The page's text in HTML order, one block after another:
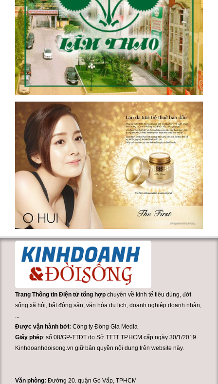
Trang Thông tin Điện tử tổng hợp chuyên về kinh tế tiêu dùng, đời
sống xã hội, bất động sản, văn hóa du lịch, doanh nghiệp doanh nhân,
Được vận hành bởi:Công ty Đông Gia Media
Giấy phép: số 08/GP-TTĐT do Sở TTTT TP.HCM cấp ngày 30/1/2019
Kinhdoanhdoisong.vn giữ bản quyền nội dung trên website này.
Văn phòng:Đường 20. quận Gò Vấp, TPHCM